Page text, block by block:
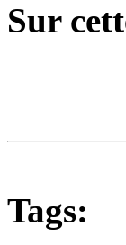
Sur
Tags: